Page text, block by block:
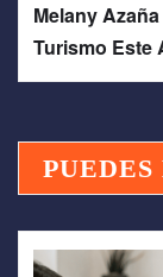
Melany
Turismo Este